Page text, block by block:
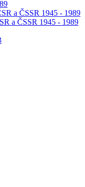
a ČSSR 1945 - 1989
a ČSSR 1945 - 1989